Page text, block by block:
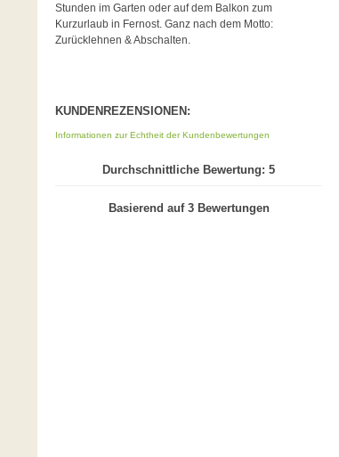
Stunden im Garten oder auf dem Balkon zum
Kurzurlaub in Fernost. Ganz nach dem Motto:
Zurücklehnen & Abschalten.
KUNDENREZENSIONEN:
Informationen zur Echtheit der Kundenbewertungen
Durchschnittliche Bewertung: 5
Basierend auf 3 Bewertungen